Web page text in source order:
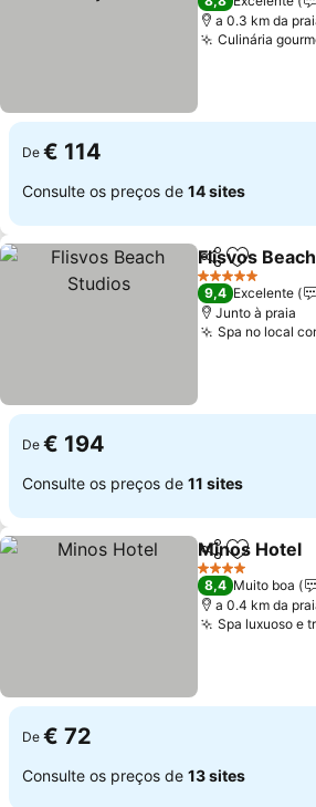
a 0.3 km da
Culinária
De € 114
Consulte os preços de 14 sites
Partilhar
Flisvos
5 Estrelas
9,4 Excelente
Junto à praia
Spa no local
De € 194
Consulte os preços de 11 sites
Partilhar
Minos Hotel
4 Estrelas
8,4 Muito boa
a 0.4 km da
Spa luxuoso e
De € 72
Consulte os preços de 13 sites